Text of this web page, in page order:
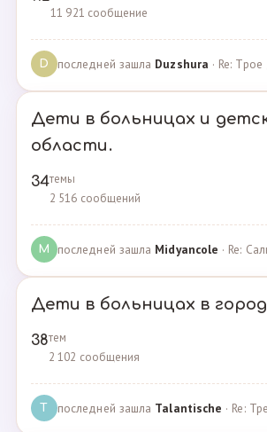
11 921 сообщение
D последней зашла Duzshura · Re: Трое детей
Дети в больницах и
области.
34темы
2 516 сообщений
M последней зашла Midyancole · Re: Сальма или как
Дети в больницах в
38тем
2 102 сообщения
T последней зашла Talantische · Re: